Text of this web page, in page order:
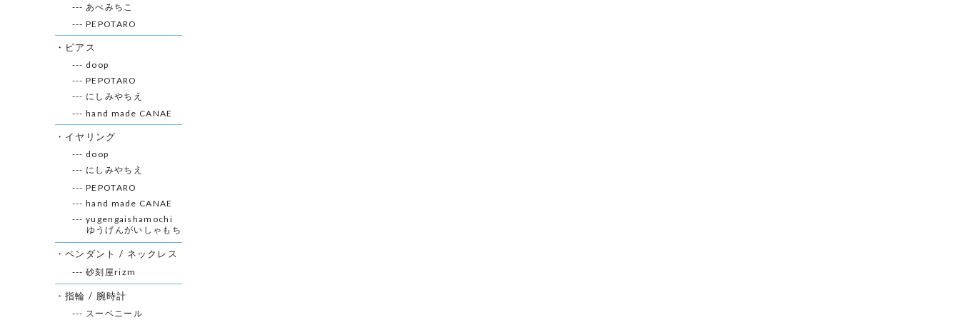
--- あべみちこ
--- PEPOTARO
・ピアス
--- doop
--- PEPOTARO
--- にしみやちえ
--- hand made CANAE
・イヤリング
--- doop
--- にしみやちえ
--- PEPOTARO
--- hand made CANAE
--- yugengaishamochi
ゆうげんがいしゃもち
・ペンダント / ネックレス
--- 砂刻屋rizm
・指輪 / 腕時計
--- スーベニール